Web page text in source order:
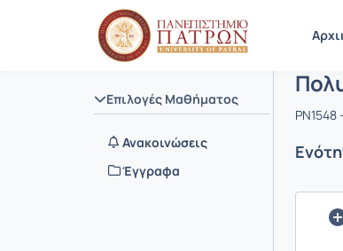
Επιλογές Μαθήματος
Ανακοινώσεις
Έγγραφα
PN1548